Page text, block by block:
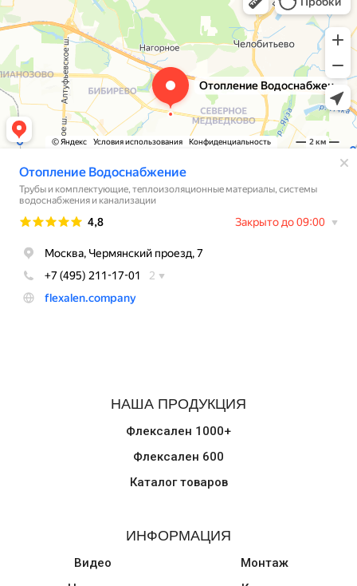
НАША ПРОДУКЦИЯ
Флексален 1000+
Флексален 600
Каталог товаров
ИНФОРМАЦИЯ
Видео
Монтаж